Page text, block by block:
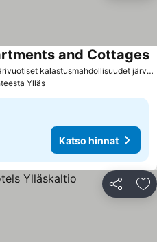
Ympärivuotiset kalastusmahdollisuudet järvellä
and Cottages
Ylläs
Katso hinnat
Jaa